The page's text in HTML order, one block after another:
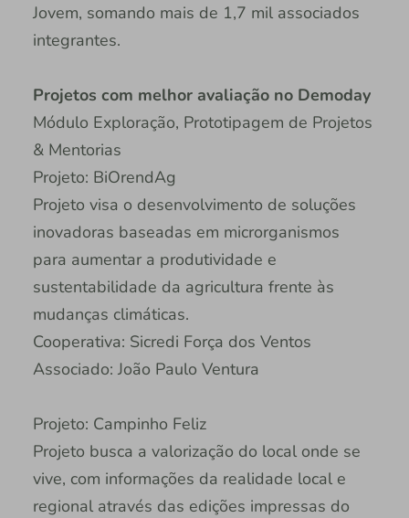
Jovem, somando mais de 1,7 mil associados
integrantes.
Projetos com melhor avaliação no Demoday
Módulo Exploração, Prototipagem de Projetos
& Mentorias
Projeto: BiOrendAg
Projeto visa o desenvolvimento de soluções
inovadoras baseadas em microrganismos
para aumentar a produtividade e
sustentabilidade da agricultura frente às
mudanças climáticas.
Cooperativa: Sicredi Força dos Ventos
Associado: João Paulo Ventura
Projeto: Campinho Feliz
Projeto busca a valorização do local onde se
vive, com informações da realidade local e
regional através das edições impressas do